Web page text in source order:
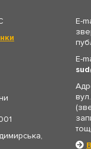
E-
E-
sud